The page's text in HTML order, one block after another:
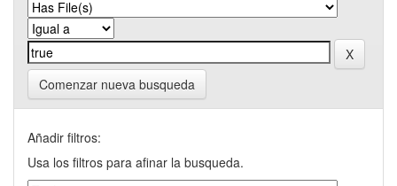
Comenzar nueva busqueda
Añadir filtros:
Usa los filtros para afinar la busqueda.